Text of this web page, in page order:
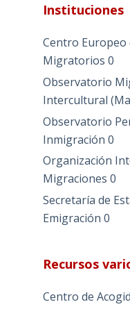
Instituciones
Centro Europeo
Migratorios 0
Observatorio
Intercultural
Observatorio
Inmigración 0
Organización
Migraciones 0
Secretaría de
Emigración 0
Recursos
Centro de